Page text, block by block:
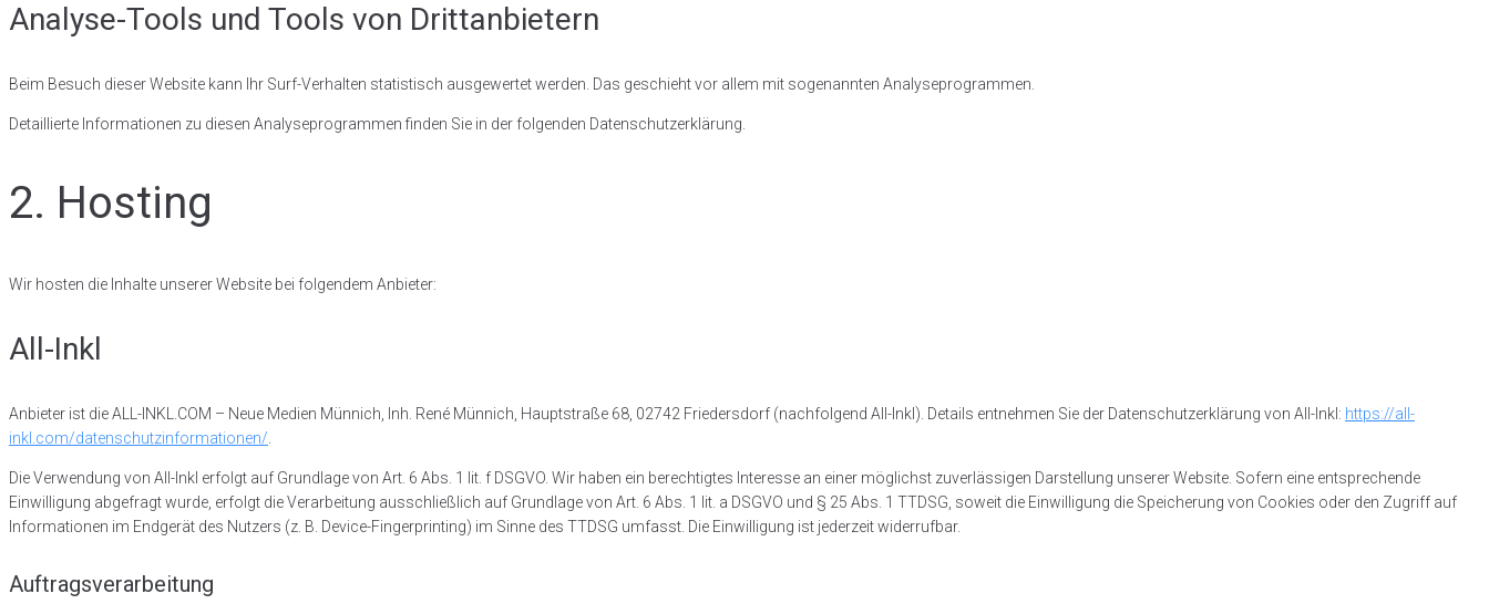
Analyse-Tools und Tools von Dritt­anbietern
Beim Besuch dieser Website kann Ihr Surf-Verhalten statistisch ausgewertet werden. Das geschieht vor allem mit sogenannten Analyseprogrammen.
Detaillierte Informationen zu diesen Analyseprogrammen finden Sie in der folgenden Datenschutzerklärung.
2. Hosting
Wir hosten die Inhalte unserer Website bei folgendem Anbieter:
All-Inkl
Anbieter ist die ALL-INKL.COM – Neue Medien Münnich, Inh. René Münnich, Hauptstraße 68, 02742 Friedersdorf (nachfolgend All-Inkl). Details entnehmen Sie der Datenschutzerklärung von All-Inkl: https://all-
inkl.com/datenschutzinformationen/
Die Verwendung von All-Inkl erfolgt auf Grundlage von Art. 6 Abs. 1 lit. f DSGVO. Wir haben ein berechtigtes Interesse an einer möglichst zuverlässigen Darstellung unserer Website. Sofern eine entsprechende
Einwilligung abgefragt wurde, erfolgt die Verarbeitung ausschließlich auf Grundlage von Art. 6 Abs. 1 lit. a DSGVO und § 25 Abs. 1 TTDSG, soweit die Einwilligung die Speicherung von Cookies oder den Zugriff auf
Informationen im Endgerät des Nutzers (z. B. Device-Fingerprinting) im Sinne des TTDSG umfasst. Die Einwilligung ist jederzeit widerrufbar.
Auftragsverarbeitung